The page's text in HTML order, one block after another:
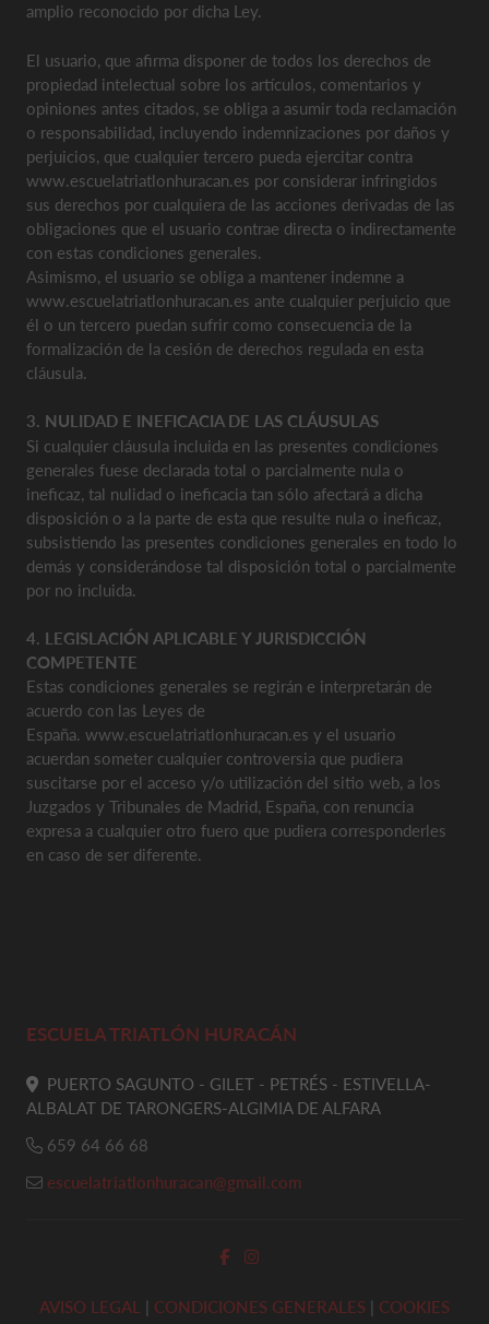
amplio reconocido por dicha Ley.
El usuario, que afirma disponer de todos los derechos de
propiedad intelectual sobre los artículos, comentarios y
opiniones antes citados, se obliga a asumir toda reclamación
o responsabilidad, incluyendo indemnizaciones por daños y
perjuicios, que cualquier tercero pueda ejercitar contra
www.escuelatriatlonhuracan.es por considerar infringidos
sus derechos por cualquiera de las acciones derivadas de las
obligaciones que el usuario contrae directa o indirectamente
con estas condiciones generales.
Asimismo, el usuario se obliga a mantener indemne a
www.escuelatriatlonhuracan.es ante cualquier perjuicio que
él o un tercero puedan sufrir como consecuencia de la
formalización de la cesión de derechos regulada en esta
cláusula.
3. NULIDAD E INEFICACIA DE LAS CLÁUSULAS
Si cualquier cláusula incluida en las presentes condiciones
generales fuese declarada total o parcialmente nula o
ineficaz, tal nulidad o ineficacia tan sólo afectará a dicha
disposición o a la parte de esta que resulte nula o ineficaz,
subsistiendo las presentes condiciones generales en todo lo
demás y considerándose tal disposición total o parcialmente
por no incluida.
4. LEGISLACIÓN APLICABLE Y JURISDICCIÓN
COMPETENTE
Estas condiciones generales se regirán e interpretarán de
acuerdo con las Leyes de
España. www.escuelatriatlonhuracan.es y el usuario
acuerdan someter cualquier controversia que pudiera
suscitarse por el acceso y/o utilización del sitio web, a los
Juzgados y Tribunales de Madrid, España, con renuncia
expresa a cualquier otro fuero que pudiera corresponderles
en caso de ser diferente.
ESCUELA TRIATLÓN HURACÁN
PUERTO SAGUNTO - GILET - PETRÉS - ESTIVELLA-
ALBALAT DE TARONGERS-ALGIMIA DE ALFARA
659 64 66 68
escuelatriatlonhuracan@gmail.com
AVISO LEGAL | CONDICIONES GENERALES | COOKIES